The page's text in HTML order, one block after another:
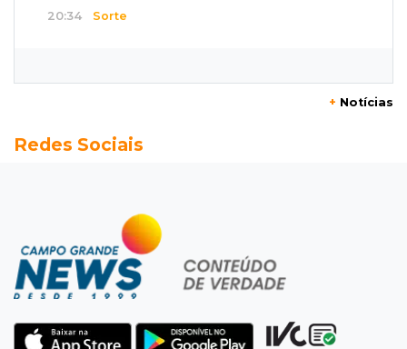
20:34 Sorte
Fiscalização apreende remédios de farmácia
São Gabriel do Oeste
Suspeitos de ocupar avião interceptado pela
FAB morrem em confronto
Dólar comercial cai 0,46% e encerra semana
+ Notícias
Redes Sociais